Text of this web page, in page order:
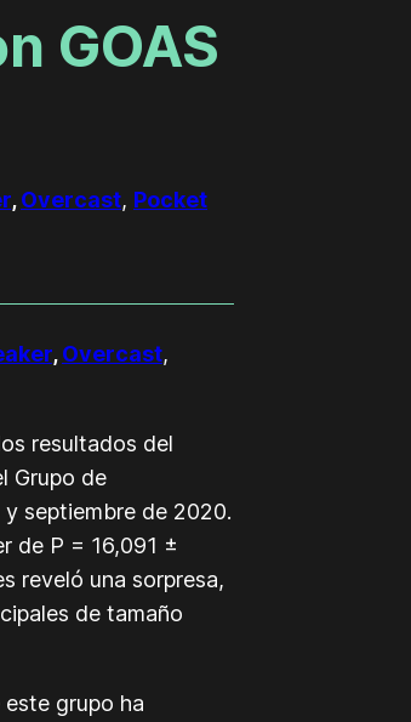
GOAS
,Overcast, Pocket
,Overcast,
resultados del
Grupo de
septiembre de 2020.
de P = 16,091 ±
reveló una sorpresa,
de tamaño
grupo ha